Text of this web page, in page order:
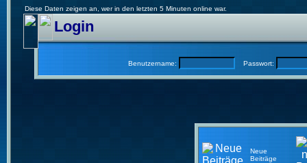
Diese Daten zeigen an, wer in den letzten 5 Minuten online war.
Login
Benutzername: Passwort:
Neue
Beiträge